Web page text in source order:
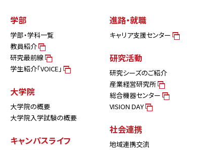
学部
学部・学科一覧
教員紹介
研究最前線
学生紹介「VOICE」
大学院
大学院の概要
大学院入学試験の概要
キャンパスライフ
進路・就職
キャリア支援センター
研究活動
研究シーズのご紹介
産業経営研究所
総合機器センター
VISION DAY
社会連携
地域連携交流